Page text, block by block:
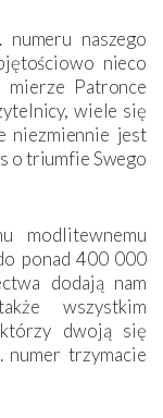
naszego
nieco
Patronce
wiele się
niezmiennie jest
o triumfie Swego
modlitewnemu
ponad 400 000
dodają nam
wszystkim
dwoją się
trzymacie